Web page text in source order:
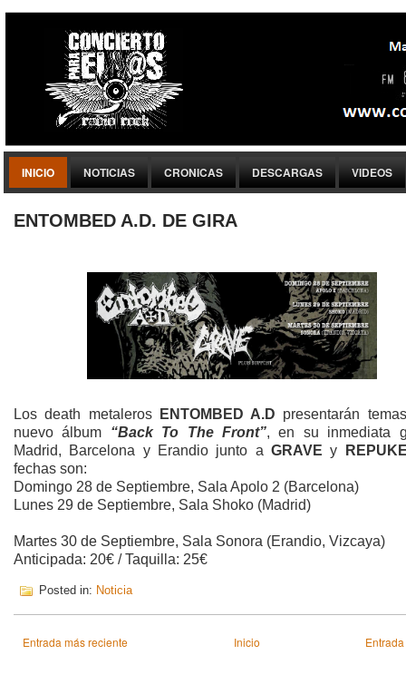
INICIO NOTICIAS CRONICAS DESCARGAS VIDEOS
ENTOMBED A.D. DE GIRA
Los death metaleros ENTOMBED A.D presentarán
nuevo álbum “Back To The Front”, en su inmediata
Madrid, Barcelona y Erandio junto a GRAVE y
fechas son:
Domingo 28 de Septiembre, Sala Apolo 2 (Barcelona)
Lunes 29 de Septiembre, Sala Shoko (Madrid)
Martes 30 de Septiembre, Sala Sonora (Erandio, Vizcaya)
Anticipada: 20€ / Taquilla: 25€
Posted in: Noticia
Entrada más reciente Inicio